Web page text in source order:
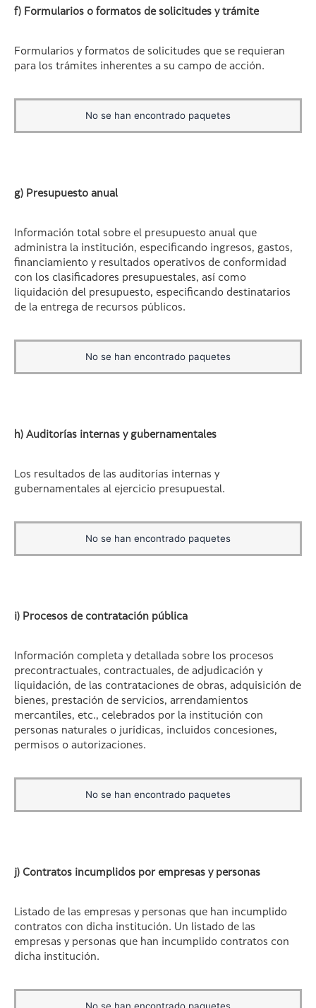
f) Formularios o formatos de solicitudes y trámite
Formularios y formatos de solicitudes que se requieran
para los trámites inherentes a su campo de acción.
No se han encontrado paquetes
g) Presupuesto anual
Información total sobre el presupuesto anual que
administra la institución, especificando ingresos, gastos,
financiamiento y resultados operativos de conformidad
con los clasificadores presupuestales, así como
liquidación del presupuesto, especificando destinatarios
de la entrega de recursos públicos.
No se han encontrado paquetes
h) Auditorías internas y gubernamentales
Los resultados de las auditorías internas y
gubernamentales al ejercicio presupuestal.
No se han encontrado paquetes
i) Procesos de contratación pública
Información completa y detallada sobre los procesos
precontractuales, contractuales, de adjudicación y
liquidación, de las contrataciones de obras, adquisición de
bienes, prestación de servicios, arrendamientos
mercantiles, etc., celebrados por la institución con
personas naturales o jurídicas, incluidos concesiones,
permisos o autorizaciones.
No se han encontrado paquetes
j) Contratos incumplidos por empresas y personas
Listado de las empresas y personas que han incumplido
contratos con dicha institución. Un listado de las
empresas y personas que han incumplido contratos con
dicha institución.
No se han encontrado paquetes